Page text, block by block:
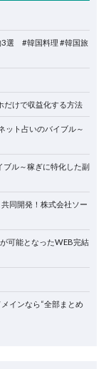
3選 #韓国料理 #韓国旅
だけで収益化する方法
ット占いのバイブル～
ブル～稼ぎに特化した副
同開発！株式会社ソー
可能となったWEB完結
インなら“全部まとめ